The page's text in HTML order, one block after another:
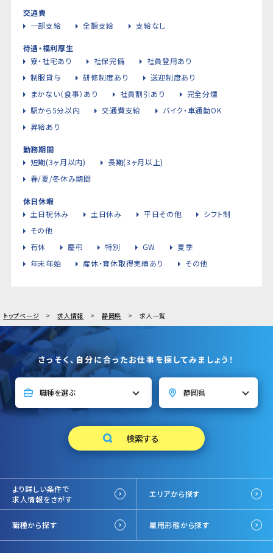
交通費
一部支給
全額支給 支給なし
待遇・福利厚生
寮・社宅あり
社保完備
社員登用あり
制服貸与
研修制度あり
送迎制度あり
まかない（食事）あり
社員割引あり
完全分煙
駅から5分以内
交通費支給
バイク・車通勤OK
昇給あり
勤務期間
短期(3ヶ月以内)
長期(3ヶ月以上)
春/夏/冬休み期間
休日休暇
土日祝休み
土日休み 平日その他
シフト制
その他
有休
慶弔 特別 GW
夏季
年末年始
産休・育休取得実績あり その他
トップページ 求人情報 静岡県 求人一覧
さっそく、自分に合ったお仕事を探してみましょう！
より詳しい条件で
求人情報をさがす
エリアから探す
職種から探す 雇用形態から探す